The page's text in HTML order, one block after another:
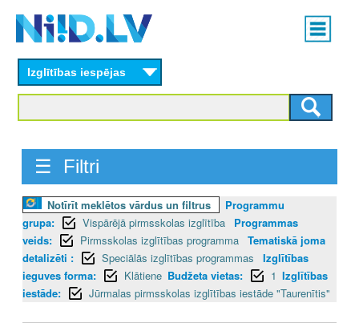
content
Main
menu
Izglītības iespējas
☰ Filtri
Notīrīt meklētos vārdus un filtrus
Programmu
grupa:
Vispārējā pirmsskolas izglītība
Programmas
veids:
Pirmsskolas izglītības programma Tematiskā joma
detalizēti :
Speciālās izglītības programmas
Izglītības
ieguves forma:
Klātiene Budžeta vietas: 1 Izglītības
iestāde:
Jūrmalas pirmsskolas izglītības iestāde "Taurenītis"